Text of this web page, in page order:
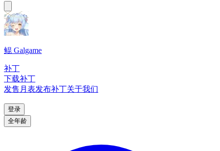
鲲 Galgame
补丁
下载补丁
发售月表发布补丁关于我们
登录
全年龄